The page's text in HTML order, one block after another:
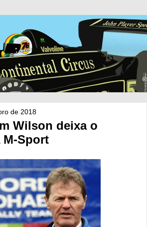
de 2018
Wilson deixa o
M-Sport